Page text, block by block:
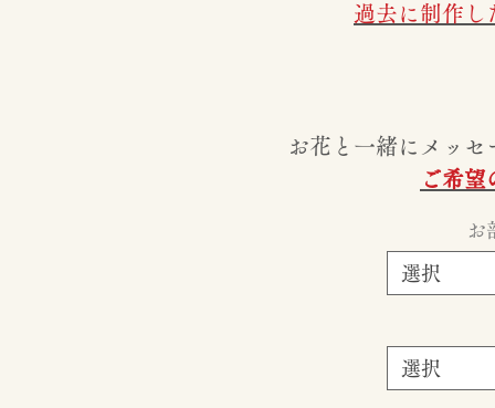
過去に制作し
お花と一緒にメッ
ご希
お
選択
選択